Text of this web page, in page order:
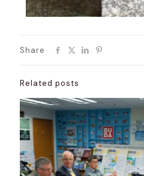
Share
Related posts